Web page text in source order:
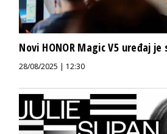
Novi HONOR Magic V5 uređaj
28/08/2025 | 12:30